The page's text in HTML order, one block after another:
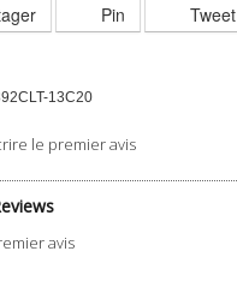
Pin Tweet
13C20
le premier avis
avis